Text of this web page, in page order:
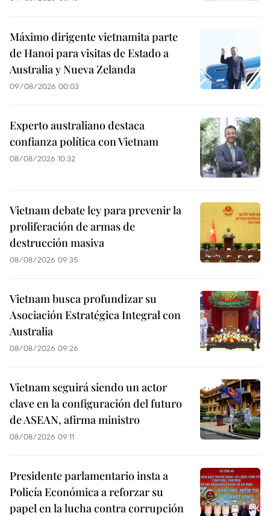
Máximo dirigente vietnamita parte
de Hanoi para visitas de Estado a
Australia y Nueva Zelanda
09/08/2026 00:03
Experto australiano destaca
confianza política con Vietnam
08/08/2026 10:32
Vietnam debate ley para prevenir la
proliferación de armas de
destrucción masiva
08/08/2026 09:35
Vietnam busca profundizar su
Asociación Estratégica Integral con
Australia
08/08/2026 09:26
Vietnam seguirá siendo un actor
clave en la configuración del futuro
de ASEAN, afirma ministro
08/08/2026 09:11
Presidente parlamentario insta a
Policía Económica a reforzar su
papel en la lucha contra corrupción